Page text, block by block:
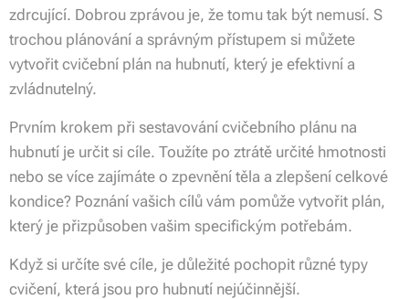
zdrcující. Dobrou zprávou je, že tomu tak být nemusí. S
trochou plánování a správným přístupem si můžete
vytvořit cvičební plán na hubnutí, který je efektivní a
zvládnutelný.
Prvním krokem při sestavování cvičebního plánu na
hubnutí je určit si cíle. Toužíte po ztrátě určité hmotnosti
nebo se více zajímáte o zpevnění těla a zlepšení celkové
kondice? Poznání vašich cílů vám pomůže vytvořit plán,
který je přizpůsoben vašim specifickým potřebám.
Když si určíte své cíle, je důležité pochopit různé typy
cvičení, která jsou pro hubnutí nejúčinnější.